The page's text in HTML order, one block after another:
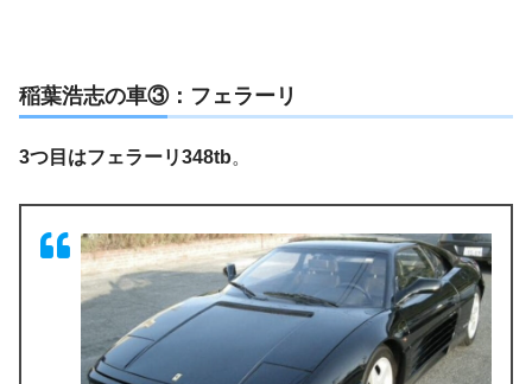
稲葉浩志の車③：フェラーリ
3つ目はフェラーリ348tb。